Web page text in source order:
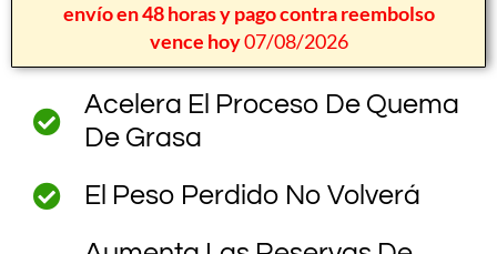
envío en 48 horas y pago contra reembolso
vence hoy07/08/2026
Acelera El Proceso De Quema
De Grasa
El Peso Perdido No Volverá